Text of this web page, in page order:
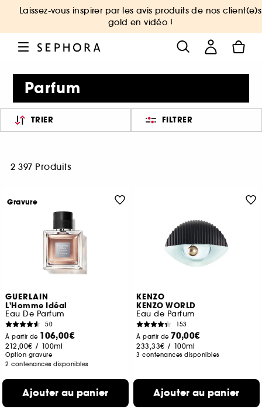
Laissez-vous inspirer par les avis produits de nos client(e)s
gold en vidéo !
Parfum
TRIER FILTRER
2 397 Produits
GUERLAIN
L'Homme Idéal
Eau De Parfum
50
À partir de 106,00€
212,00€ / 100ml
Option gravure
2 contenances disponibles
Ajouter au panier
Gravure
KENZO
KENZO WORLD
Eau de Parfum
153
À partir de 70,00€
233,33€ / 100ml
3 contenances disponibles
Ajouter au panier